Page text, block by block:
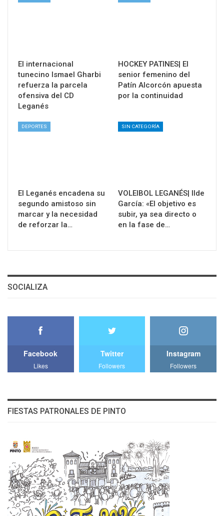
El internacional
tunecino Ismael Gharbi
refuerza la parcela
ofensiva del CD
Leganés
HOCKEY PATINES| El
senior femenino del
Patín Alcorcón apuesta
por la continuidad
DEPORTES
El Leganés encadena su
segundo amistoso sin
marcar y la necesidad
de reforzar la…
SIN CATEGORÍA
VOLEIBOL LEGANÉS| Ilde
García: «El objetivo es
subir, ya sea directo o
en la fase de…
SOCIALIZA
Facebook
Likes
Twitter
Followers
Instagram
Followers
FIESTAS PATRONALES DE PINTO